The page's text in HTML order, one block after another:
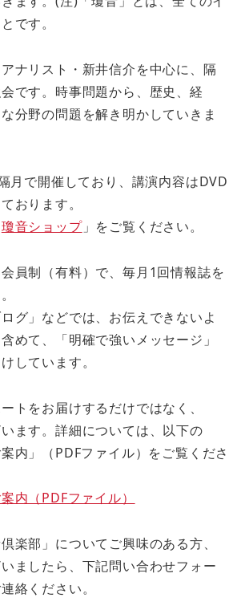
です。
アナリスト・新井信介を中心に、隔
です。時事問題から、歴史、経
分野の問題を解き明かしていきま
月で開催しており、講演内容はDVD
おります。
瓊音ショップ」をご覧ください。
会員制（有料）で、毎月1回情報誌を
グ」などでは、お伝えできないよ
めて、「明確で強いメッセージ」
しています。
トをお届けするだけではなく、
ます。詳細については、以下の
内」（PDFファイル）をご覧くださ
内（PDFファイル）
楽部」についてご興味のある方、
ましたら、下記問い合わせフォー
絡ください。